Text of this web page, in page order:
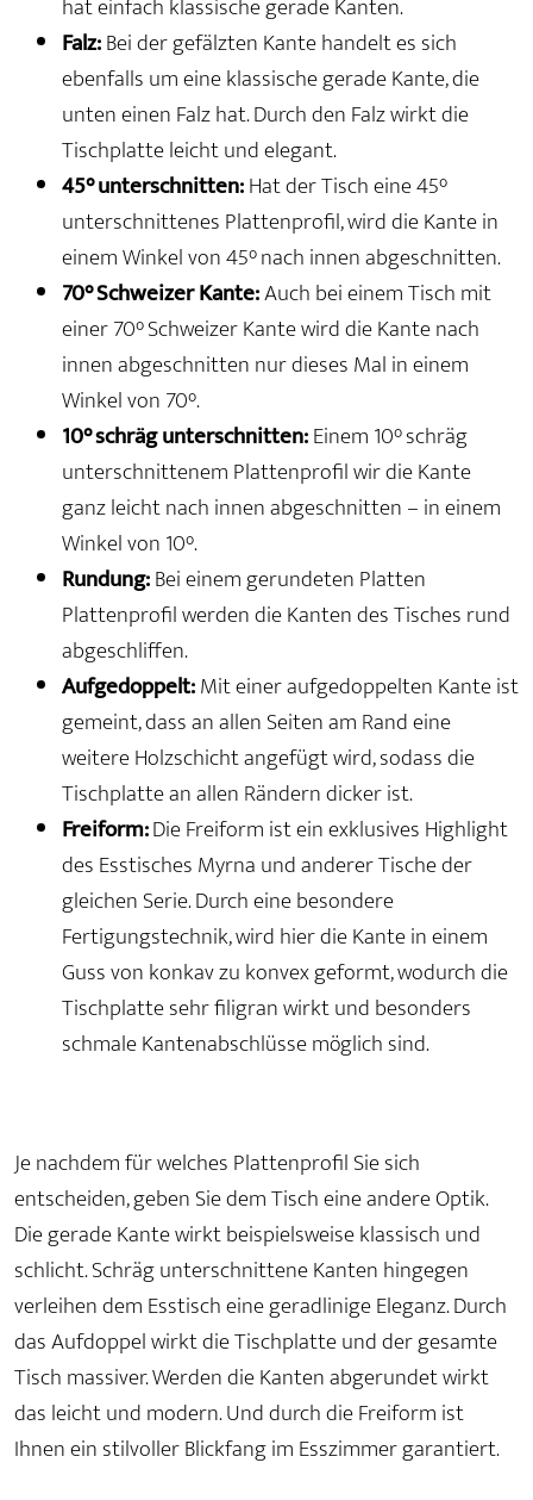
hat einfach klassische gerade Kanten.
Falz:Bei der gefälzten Kante handelt es sich
ebenfalls um eine klassische gerade Kante, die
unten einen Falz hat. Durch den Falz wirkt die
Tischplatte leicht und elegant.
45° unterschnitten:Hat der Tisch eine 45°
unterschnittenes Plattenprofil, wird die Kante in
einem Winkel von 45° nach innen abgeschnitten.
70° Schweizer Kante:Auch bei einem Tisch mit
einer 70° Schweizer Kante wird die Kante nach
innen abgeschnitten nur dieses Mal in einem
Winkel von 70°.
10° schräg unterschnitten:Einem 10° schräg
unterschnittenem Plattenprofil wir die Kante
ganz leicht nach innen abgeschnitten – in einem
Winkel von 10°.
Rundung:Bei einem gerundeten Platten
Plattenprofil werden die Kanten des Tisches rund
abgeschliffen.
Aufgedoppelt:Mit einer aufgedoppelten Kante ist
gemeint, dass an allen Seiten am Rand eine
weitere Holzschicht angefügt wird, sodass die
Tischplatte an allen Rändern dicker ist.
Freiform:Die Freiform ist ein exklusives Highlight
des Esstisches Myrna und anderer Tische der
gleichen Serie. Durch eine besondere
Fertigungstechnik, wird hier die Kante in einem
Guss von konkav zu konvex geformt, wodurch die
Tischplatte sehr filigran wirkt und besonders
schmale Kantenabschlüsse möglich sind.
Je nachdem für welches Plattenprofil Sie sich
entscheiden, geben Sie dem Tisch eine andere Optik.
Die gerade Kante wirkt beispielsweise klassisch und
schlicht. Schräg unterschnittene Kanten hingegen
verleihen dem Esstisch eine geradlinige Eleganz. Durch
das Aufdoppel wirkt die Tischplatte und der gesamte
Tisch massiver. Werden die Kanten abgerundet wirkt
das leicht und modern. Und durch die Freiform ist
Ihnen ein stilvoller Blickfang im Esszimmer garantiert.